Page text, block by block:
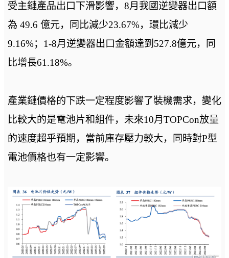
受主鏈產品出口下滑影響，8月我國逆變器出口額
為 49.6 億元，同比減少23.67%，環比減少
9.16%；1-8月逆變器出口金額達到527.8億元，同
比增長61.18%。
產業鏈價格的下跌一定程度影響了裝機需求，變化
比較大的是電池片和組件，未來10月TOPCon放量
的速度超乎預期，當前庫存壓力較大，同時對P型
電池價格也有一定影響。